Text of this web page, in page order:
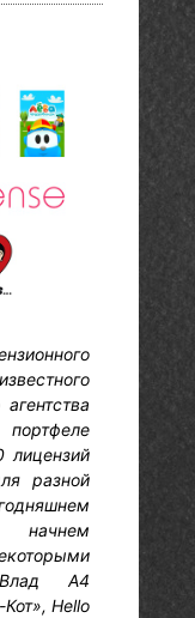
лицензий
разной
начнем
А4
Hello